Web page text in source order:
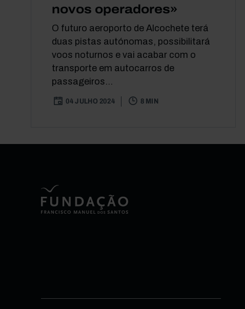
novos operadores»
O futuro aeroporto de Alcochete terá
duas pistas autónomas, possibilitará
voos noturnos e vai acabar com o
transporte em autocarros de
passageiros...
04 JULHO 2024 8 MIN